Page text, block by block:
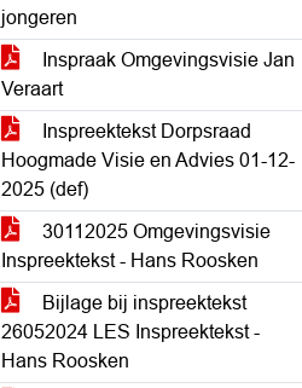
jongeren
Inspraak Omgevingsvisie Jan
Veraart
Inspreektekst Dorpsraad
Hoogmade Visie en Advies 01-12-
2025 (def)
30112025 Omgevingsvisie
Inspreektekst - Hans Roosken
Bijlage bij inspreektekst
26052024 LES Inspreektekst -
Hans Roosken